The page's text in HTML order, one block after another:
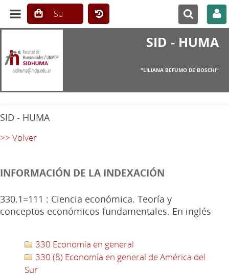
SID - HUMA
"LILIANA BEFUMO DE BOSCHI"
SID - HUMA
>> Volver
INFORMACIÓN DE LA INDEXACIÓN
330.1=111 : Ciencia económica. Teoría y
conceptos económicos fundamentales. En inglés
330 Economía en general
330 (8) Economía en general de América del
Sur